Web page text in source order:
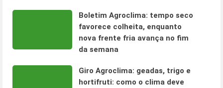
Boletim Agroclima: tempo seco
favorece colheita, enquanto
nova frente fria avança no fim
da semana
Giro Agroclima: geadas, trigo e
hortifruti: como o clima deve